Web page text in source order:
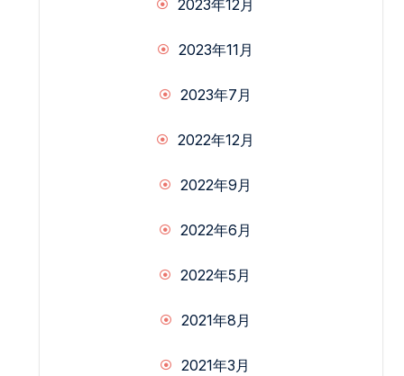
2023年12月
2023年11月
2023年7月
2022年12月
2022年9月
2022年6月
2022年5月
2021年8月
2021年3月